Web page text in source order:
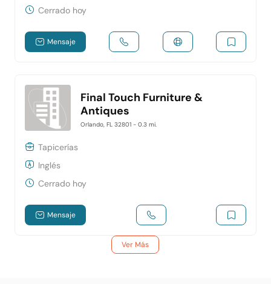
Cerrado hoy
Mensaje
Final Touch Furniture &
Antiques
Orlando, FL 32801 - 0.3 mi.
Tapicerías
Inglés
Cerrado hoy
Mensaje
Ver Más